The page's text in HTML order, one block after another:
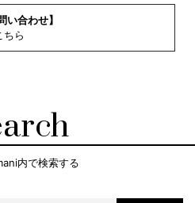
い合わせ】
ちら
内で検索する